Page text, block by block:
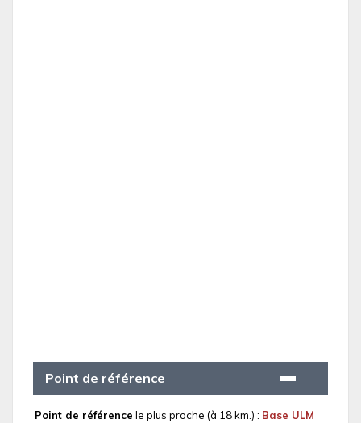
Point de référence
Point de référence le plus proche (à 18 km.) : Base ULM